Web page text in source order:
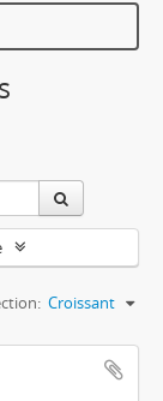
Croissant